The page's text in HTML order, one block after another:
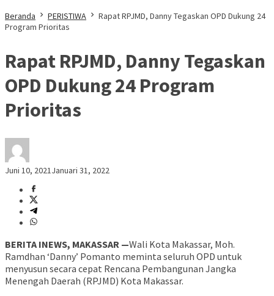
Beranda
PERISTIWA
Rapat RPJMD, Danny Tegaskan OPD Dukung 24
Program Prioritas
Rapat RPJMD, Danny Tegaskan
OPD Dukung 24 Program
Prioritas
Juni 10, 2021Januari 31, 2022
BERITA INEWS, MAKASSAR —Wali Kota Makassar, Moh.
Ramdhan ‘Danny’ Pomanto meminta seluruh OPD untuk
menyusun secara cepat Rencana Pembangunan Jangka
Menengah Daerah (RPJMD) Kota Makassar.